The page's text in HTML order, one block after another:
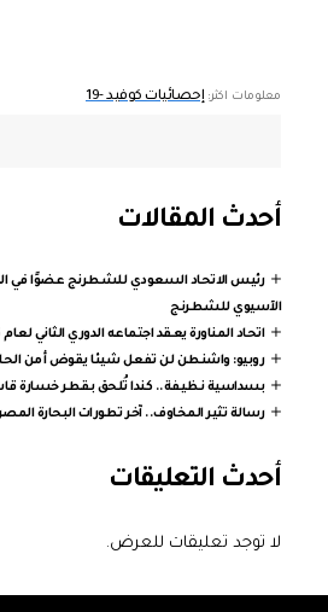
معلومات اكثر: إحصائيات كوفيد -19
أحدث المقالات
رئيس الاتحاد السعودي للشطرنج عضوًا في
الآسيوي للشطرنج
اتحاد المناورة يعقد اجتماعه الدوري الثاني لعام 2026
روبيو: واشنطن لن تفعل شيئا يقوض أمن
بسداسية نظيفة.. كندا تُلحق بقطر خسارة
رسالة تثير المخاوف.. آخر تطورات البحارة
أحدث التعليقات
لا توجد تعليقات للعرض.